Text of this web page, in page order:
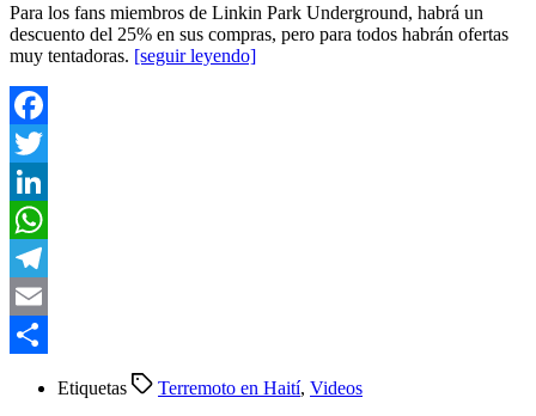
Para los fans miembros de Linkin Park Underground, habrá un
descuento del 25% en sus compras, pero para todos habrán ofertas
muy tentadoras. [seguir leyendo]
Facebook
Twitter
LinkedIn
WhatsApp
Telegram
Email
Etiquetas Terremoto en Haití, Videos